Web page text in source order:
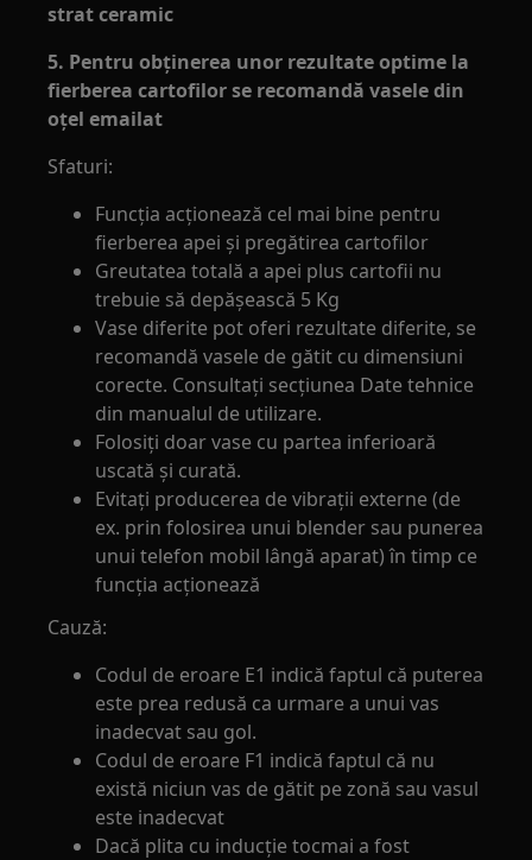
strat ceramic
5. Pentru obţinerea unor rezultate optime la
fierberea cartofilor se recomandă vasele din
oţel emailat
Sfaturi:
Funcția acționează cel mai bine pentru
fierberea apei și pregătirea cartofilor
Greutatea totală a apei plus cartofii nu
trebuie să depăşească 5 Kg
Vase diferite pot oferi rezultate diferite, se
recomandă vasele de gătit cu dimensiuni
corecte. Consultaţi secţiunea Date tehnice
din manualul de utilizare.
Folosiţi doar vase cu partea inferioară
uscată şi curată.
Evitați producerea de vibrații externe (de
ex. prin folosirea unui blender sau punerea
unui telefon mobil lângă aparat) în timp ce
funcția acționează
Cauză:
Codul de eroare E1 indică faptul că puterea
este prea redusă ca urmare a unui vas
inadecvat sau gol.
Codul de eroare F1 indică faptul că nu
există niciun vas de gătit pe zonă sau vasul
este inadecvat
Dacă plita cu inducție tocmai a fost